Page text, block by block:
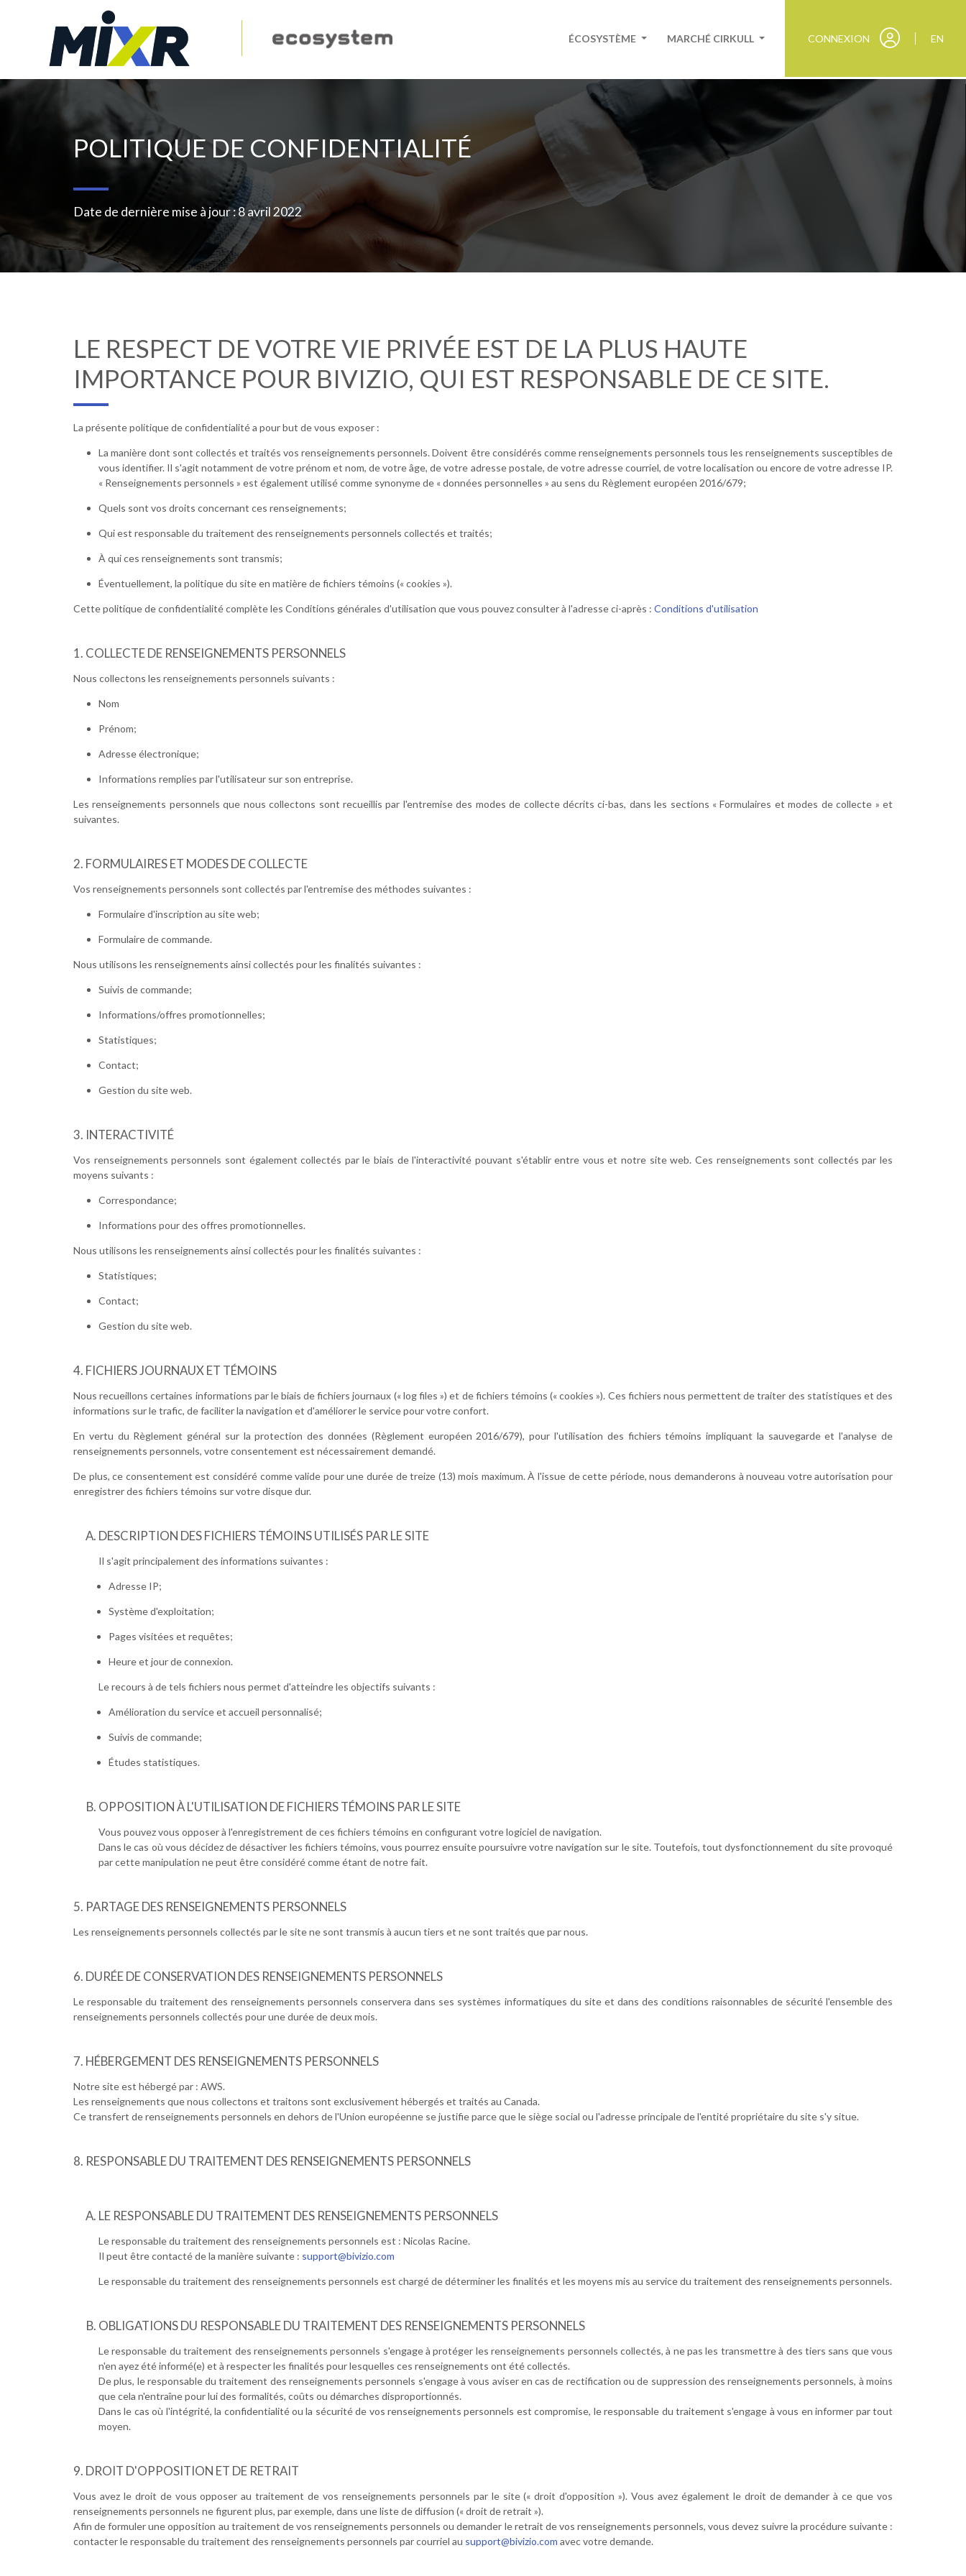
ÉCOSYSTÈME MARCHÉ CIRKULL CONNEXION EN
POLITIQUE DE CONFIDENTIALITÉ
Date de dernière mise à jour : 8 avril 2022
LE RESPECT DE VOTRE VIE PRIVÉE EST DE LA PLUS HAUTE
IMPORTANCE POUR BIVIZIO, QUI EST RESPONSABLE DE CE SITE.
La présente politique de confidentialité a pour but de vous exposer :
La manière dont sont collectés et traités vos renseignements personnels. Doivent être considérés comme renseignements personnels tous les renseignements susceptibles de
vous identifier. Il s'agit notamment de votre prénom et nom, de votre âge, de votre adresse postale, de votre adresse courriel, de votre localisation ou encore de votre adresse IP.
« Renseignements personnels » est également utilisé comme synonyme de « données personnelles » au sens du Règlement européen 2016/679;
Quels sont vos droits concernant ces renseignements;
Qui est responsable du traitement des renseignements personnels collectés et traités;
À qui ces renseignements sont transmis;
Éventuellement, la politique du site en matière de fichiers témoins (« cookies »).
Cette politique de confidentialité complète les Conditions générales d'utilisation que vous pouvez consulter à l'adresse ci-après : Conditions d'utilisation
COLLECTE DE RENSEIGNEMENTS PERSONNELS
Nous collectons les renseignements personnels suivants :
Nom
Prénom;
Adresse électronique;
Informations remplies par l'utilisateur sur son entreprise.
Les renseignements personnels que nous collectons sont recueillis par l'entremise des modes de collecte décrits ci-bas, dans les sections « Formulaires et modes de collecte » et
suivantes.
FORMULAIRES ET MODES DE COLLECTE
Vos renseignements personnels sont collectés par l'entremise des méthodes suivantes :
Formulaire d'inscription au site web;
Formulaire de commande.
Nous utilisons les renseignements ainsi collectés pour les finalités suivantes :
Suivis de commande;
Informations/offres promotionnelles;
Statistiques;
Contact;
Gestion du site web.
INTERACTIVITÉ
Vos renseignements personnels sont également collectés par le biais de l'interactivité pouvant s'établir entre vous et notre site web. Ces renseignements sont collectés par les
moyens suivants :
Correspondance;
Informations pour des offres promotionnelles.
Nous utilisons les renseignements ainsi collectés pour les finalités suivantes :
Statistiques;
Contact;
Gestion du site web.
FICHIERS JOURNAUX ET TÉMOINS
Nous recueillons certaines informations par le biais de fichiers journaux (« log files ») et de fichiers témoins (« cookies »). Ces fichiers nous permettent de traiter des statistiques et des
informations sur le trafic, de faciliter la navigation et d'améliorer le service pour votre confort.
En vertu du Règlement général sur la protection des données (Règlement européen 2016/679), pour l'utilisation des fichiers témoins impliquant la sauvegarde et l'analyse de
renseignements personnels, votre consentement est nécessairement demandé.
De plus, ce consentement est considéré comme valide pour une durée de treize (13) mois maximum. À l'issue de cette période, nous demanderons à nouveau votre autorisation pour
enregistrer des fichiers témoins sur votre disque dur.
DESCRIPTION DES FICHIERS TÉMOINS UTILISÉS PAR LE SITE
Il s'agit principalement des informations suivantes :
Adresse IP;
Système d'exploitation;
Pages visitées et requêtes;
Heure et jour de connexion.
Le recours à de tels fichiers nous permet d'atteindre les objectifs suivants :
Amélioration du service et accueil personnalisé;
Suivis de commande;
Études statistiques.
OPPOSITION À L'UTILISATION DE FICHIERS TÉMOINS PAR LE SITE
Vous pouvez vous opposer à l'enregistrement de ces fichiers témoins en configurant votre logiciel de navigation.
Dans le cas où vous décidez de désactiver les fichiers témoins, vous pourrez ensuite poursuivre votre navigation sur le site. Toutefois, tout dysfonctionnement du site provoqué
par cette manipulation ne peut être considéré comme étant de notre fait.
PARTAGE DES RENSEIGNEMENTS PERSONNELS
Les renseignements personnels collectés par le site ne sont transmis à aucun tiers et ne sont traités que par nous.
DURÉE DE CONSERVATION DES RENSEIGNEMENTS PERSONNELS
Le responsable du traitement des renseignements personnels conservera dans ses systèmes informatiques du site et dans des conditions raisonnables de sécurité l'ensemble des
renseignements personnels collectés pour une durée de deux mois.
HÉBERGEMENT DES RENSEIGNEMENTS PERSONNELS
Notre site est hébergé par : AWS.
Les renseignements que nous collectons et traitons sont exclusivement hébergés et traités au Canada.
Ce transfert de renseignements personnels en dehors de l'Union européenne se justifie parce que le siège social ou l'adresse principale de l'entité propriétaire du site s'y situe.
RESPONSABLE DU TRAITEMENT DES RENSEIGNEMENTS PERSONNELS
LE RESPONSABLE DU TRAITEMENT DES RENSEIGNEMENTS PERSONNELS
Le responsable du traitement des renseignements personnels est : Nicolas Racine.
Il peut être contacté de la manière suivante : support@bivizio.com
Le responsable du traitement des renseignements personnels est chargé de déterminer les finalités et les moyens mis au service du traitement des renseignements personnels.
OBLIGATIONS DU RESPONSABLE DU TRAITEMENT DES RENSEIGNEMENTS PERSONNELS
Le responsable du traitement des renseignements personnels s'engage à protéger les renseignements personnels collectés, à ne pas les transmettre à des tiers sans que vous
n'en ayez été informé(e) et à respecter les finalités pour lesquelles ces renseignements ont été collectés.
De plus, le responsable du traitement des renseignements personnels s'engage à vous aviser en cas de rectification ou de suppression des renseignements personnels, à moins
que cela n'entraîne pour lui des formalités, coûts ou démarches disproportionnés.
Dans le cas où l'intégrité, la confidentialité ou la sécurité de vos renseignements personnels est compromise, le responsable du traitement s'engage à vous en informer par tout
moyen.
DROIT D'OPPOSITION ET DE RETRAIT
Vous avez le droit de vous opposer au traitement de vos renseignements personnels par le site (« droit d'opposition »). Vous avez également le droit de demander à ce que vos
renseignements personnels ne figurent plus, par exemple, dans une liste de diffusion (« droit de retrait »).
Afin de formuler une opposition au traitement de vos renseignements personnels ou demander le retrait de vos renseignements personnels, vous devez suivre la procédure suivante :
contacter le responsable du traitement des renseignements personnels par courriel au support@bivizio.com avec votre demande.